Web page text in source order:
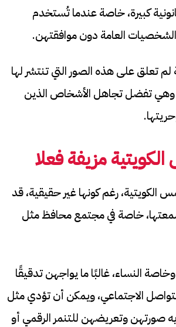
كبيرة، خاصة عندما تُستخدم
العامة دون موافقتهن.
تعلق على هذه الصور التي تنتشر لها
وهي تفضل تجاهل الأشخاص الذين
مزيفة فعلا
الكويتية، رغم كونها غير حقيقية، قد
خاصة في مجتمع محافظ مثل
النساء، غالبًا ما يواجهن تدقيقًا
الاجتماعي، ويمكن أن تؤدي مثل
صورتهن وتعريضهن للتنمر الرقمي أو